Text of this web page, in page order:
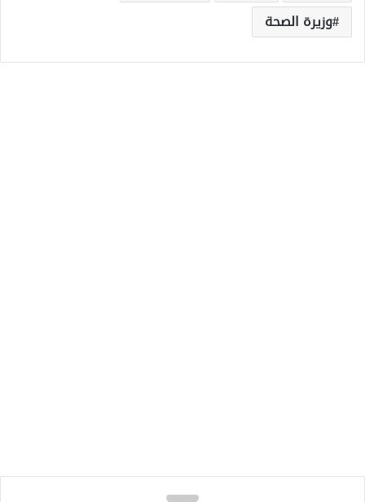
وزيرة الصحة